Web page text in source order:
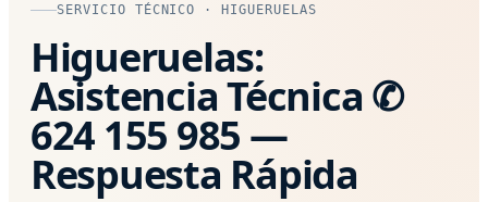
SERVICIO TÉCNICO · HIGUERUELAS
Higueruelas:
Asistencia Técnica ✆
624 155 985 —
Respuesta Rápida